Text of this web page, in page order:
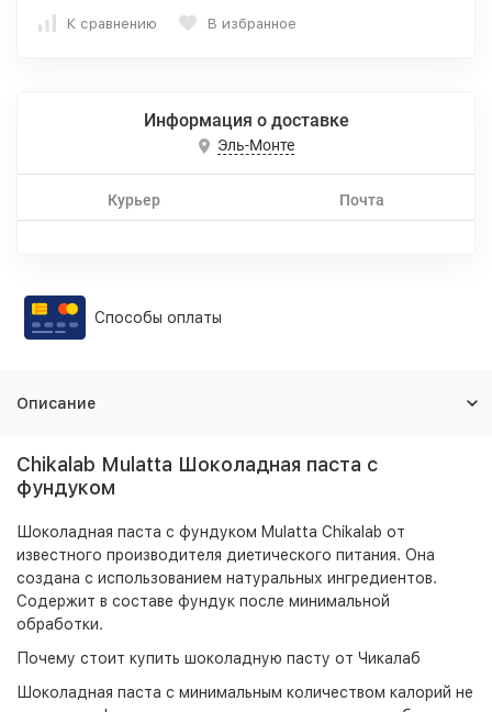
К сравнению В избранное
Информация о доставке
Эль-Монте
Курьер Почта
Способы оплаты
Описание
Chikalab Mulatta Шоколадная паста с
фундуком
Шоколадная паста с фундуком Mulatta Chikalab от
известного производителя диетического питания. Она
создана с использованием натуральных ингредиентов.
Содержит в составе фундук после минимальной
обработки.
Почему стоит купить шоколадную пасту от Чикалаб
Шоколадная паста с минимальным количеством калорий не